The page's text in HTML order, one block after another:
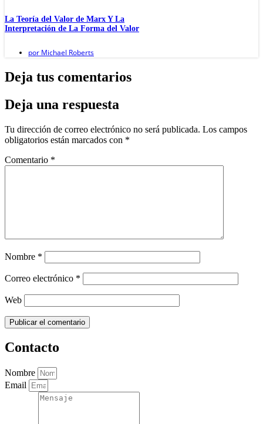
La Teoría del Valor de Marx Y La
Interpretación de La Forma del Valor
por Michael Roberts
Deja tus comentarios
Deja una respuesta
Tu dirección de correo electrónico no será publicada. Los campos
obligatorios están marcados con *
Comentario *
Nombre *
Correo electrónico *
Web
Contacto
Nombre
Email